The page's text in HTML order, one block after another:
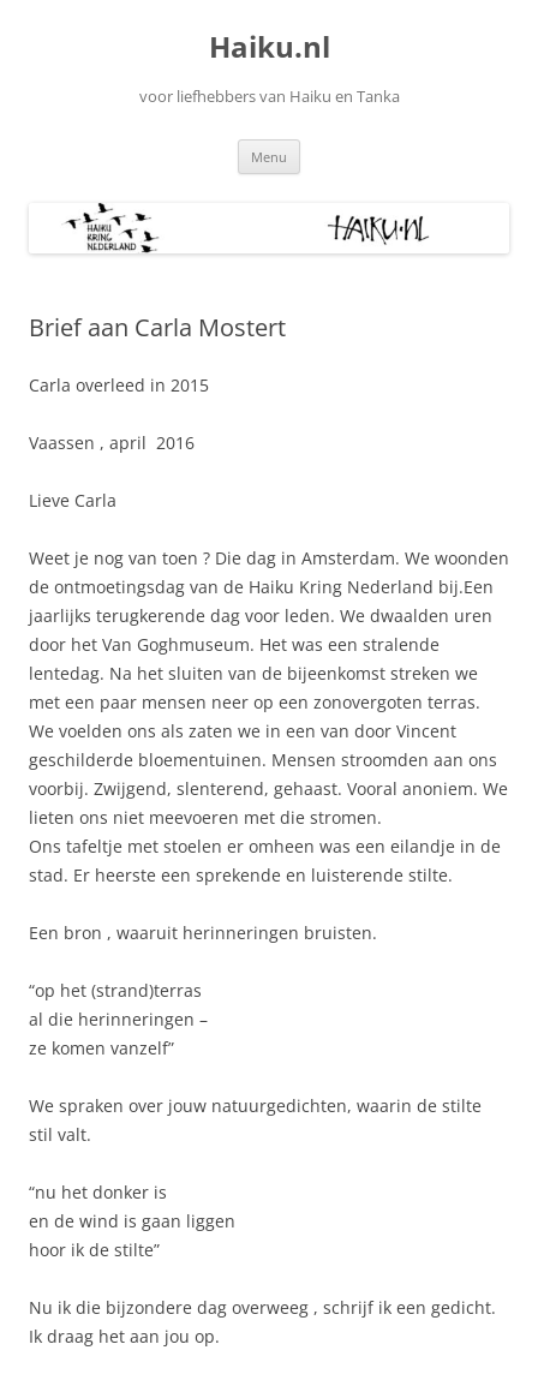
Haiku.nl
voor liefhebbers van Haiku en Tanka
Menu
Brief aan Carla Mostert
Carla overleed in 2015
Vaassen , april 2016
Lieve Carla
Weet je nog van toen ? Die dag in Amsterdam. We woonden
de ontmoetingsdag van de Haiku Kring Nederland bij.Een
jaarlijks terugkerende dag voor leden. We dwaalden uren
door het Van Goghmuseum. Het was een stralende
lentedag. Na het sluiten van de bijeenkomst streken we
met een paar mensen neer op een zonovergoten terras.
We voelden ons als zaten we in een van door Vincent
geschilderde bloementuinen. Mensen stroomden aan ons
voorbij. Zwijgend, slenterend, gehaast. Vooral anoniem. We
lieten ons niet meevoeren met die stromen.
Ons tafeltje met stoelen er omheen was een eilandje in de
stad. Er heerste een sprekende en luisterende stilte.
Een bron , waaruit herinneringen bruisten.
“op het (strand)terras
al die herinneringen –
ze komen vanzelf”
We spraken over jouw natuurgedichten, waarin de stilte
stil valt.
“nu het donker is
en de wind is gaan liggen
hoor ik de stilte”
Nu ik die bijzondere dag overweeg , schrijf ik een gedicht.
Ik draag het aan jou op.